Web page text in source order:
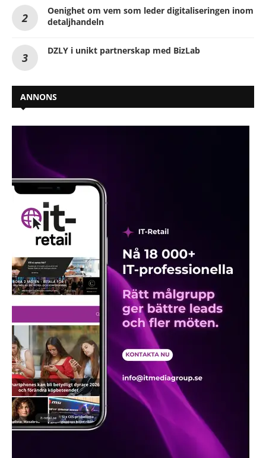
Oenighet om vem som leder digitaliseringen inom
detaljhandeln
DZLY i unikt partnerskap med BizLab
ANNONS